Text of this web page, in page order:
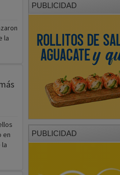
la
en
PUBLICIDAD
PUBLICIDAD